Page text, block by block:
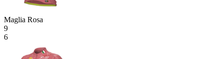
Maglia Rosa
9
6